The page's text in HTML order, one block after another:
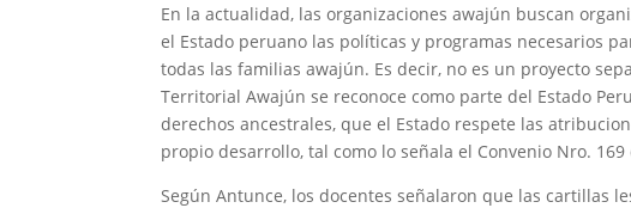
En la actualidad, las organizaciones awajún buscan
el Estado peruano las políticas y programas necesarios
todas las familias awajún. Es decir, no es un proyecto
Territorial Awajún se reconoce como parte del Estado
derechos ancestrales, que el Estado respete las
propio desarrollo, tal como lo señala el Convenio Nro.
Según Antunce, los docentes señalaron que las cartillas